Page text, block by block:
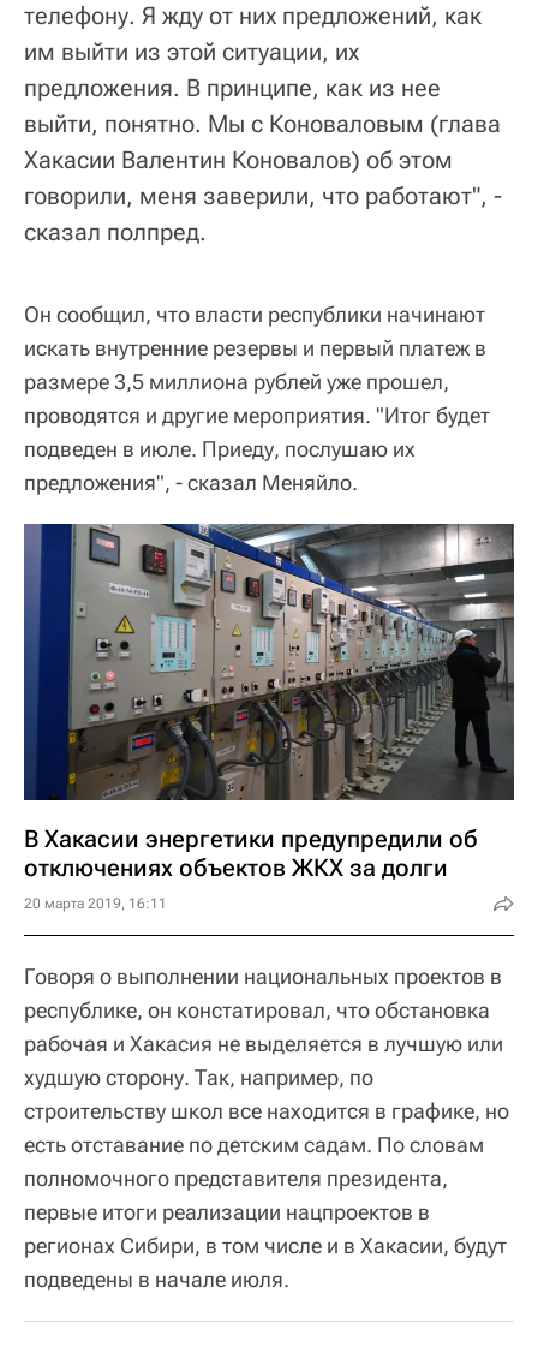
телефону. Я жду от них предложений, как
им выйти из этой ситуации, их
предложения. В принципе, как из нее
выйти, понятно. Мы с Коноваловым (глава
Хакасии Валентин Коновалов) об этом
говорили, меня заверили, что работают", -
сказал полпред.
Он сообщил, что власти республики начинают
искать внутренние резервы и первый платеж в
размере 3,5 миллиона рублей уже прошел,
проводятся и другие мероприятия. "Итог будет
подведен в июле. Приеду, послушаю их
предложения", - сказал Меняйло.
В Хакасии энергетики предупредили об
отключениях объектов ЖКХ за долги
20 марта 2019, 16:11
Говоря о выполнении национальных проектов в
республике, он констатировал, что обстановка
рабочая и Хакасия не выделяется в лучшую или
худшую сторону. Так, например, по
строительству школ все находится в графике, но
есть отставание по детским садам. По словам
полномочного представителя президента,
первые итоги реализации нацпроектов в
регионах Сибири, в том числе и в Хакасии, будут
подведены в начале июля.